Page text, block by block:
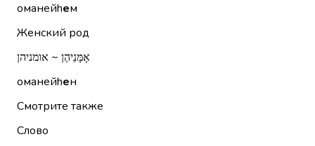
оманейhем
Женский род
אָמָּנֵיהֶן ~ אומניהן
оманейhен
Смотрите также
Слово